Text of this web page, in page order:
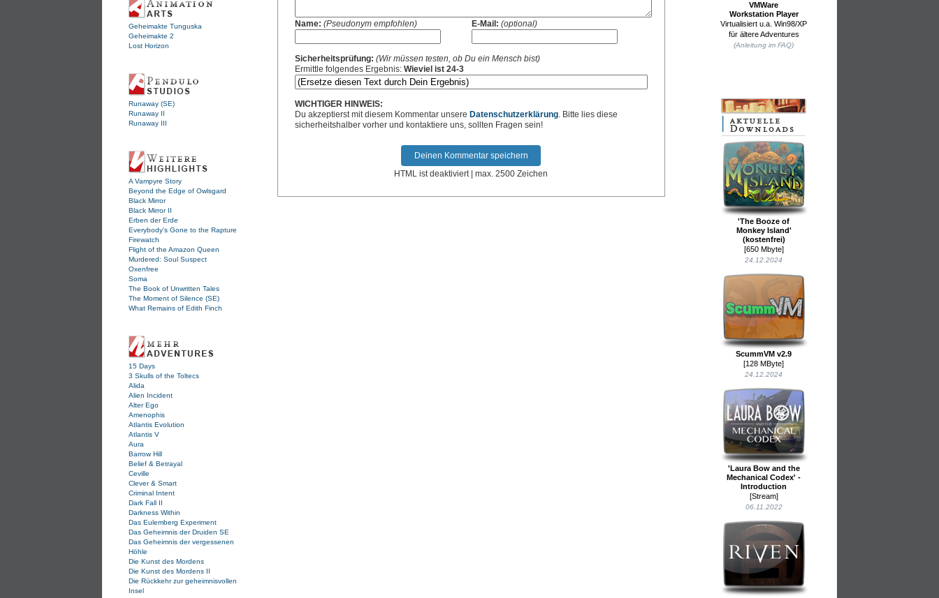
Geheimakte Tunguska
Geheimakte 2
Lost Horizon
Runaway (SE)
Runaway II
Runaway III
A Vampyre Story
Beyond the Edge of Owlsgard
Black Mirror
Black Mirror II
Erben der Erde
Everybody's Gone to the Rapture
Firewatch
Flight of the Amazon Queen
Murdered: Soul Suspect
Oxenfree
Soma
The Book of Unwritten Tales
The Moment of Silence (SE)
What Remains of Edith Finch
15 Days
3 Skulls of the Toltecs
Alida
Alien Incident
Alter Ego
Amenophis
Atlantis Evolution
Atlantis V
Aura
Barrow Hill
Belief & Betrayal
Ceville
Clever & Smart
Criminal Intent
Dark Fall II
Darkness Within
Das Eulemberg Experiment
Das Geheimnis der Druiden SE
Das Geheimnis der vergessenen
Höhle
Die Kunst des Mordens
Die Kunst des Mordens II
Die Rückkehr zur geheimnisvollen
Insel
Name: (Pseudonym empfohlen) E-Mail: (optional)
Sicherheitsprüfung: (Wir müssen testen, ob Du ein Mensch bist)
Ermittle folgendes Ergebnis: Wieviel ist 24-3
WICHTIGER HINWEIS:
Du akzeptierst mit diesem Kommentar unsere Datenschutzerklärung. Bitte lies diese
sicherheitshalber vorher und kontaktiere uns, sollten Fragen sein!
HTML ist deaktiviert | max. 2500 Zeichen
VMWare
Workstation Player
Virtualisiert u.a. Win98/XP
für ältere Adventures
(Anleitung im FAQ)
'The Booze of
Monkey Island'
(kostenfrei)
[650 Mbyte]
24.12.2024
ScummVM v2.9
[128 MByte]
24.12.2024
'Laura Bow and the
Mechanical Codex' -
Introduction
[Stream]
06.11.2022